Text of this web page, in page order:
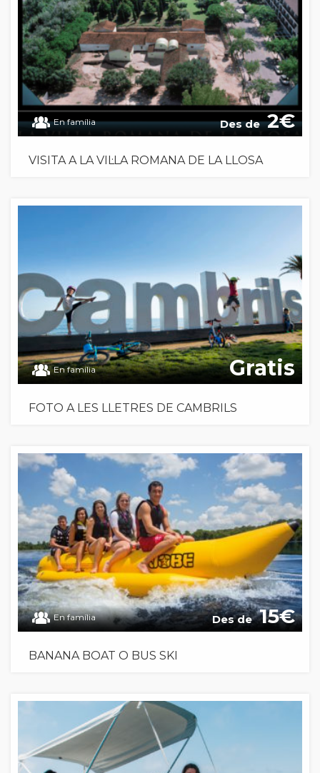
En família Des de 2
VISITA A LA VIL·LA ROMANA DE LA LLOSA
En família Gratis
FOTO A LES LLETRES DE CAMBRILS
En família Des de 15
BANANA BOAT O BUS SKI